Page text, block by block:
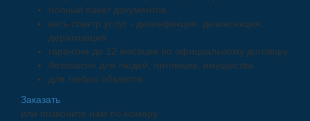
полный пакет документов
весь спектр услуг - дезинфекция, дезинсекция,
дератизация
гарантия до 12 месяцев по официальному договору
безопасно для людей, питомцев, имущества
для любых объектов
Заказать
или позвоните нам по номеру